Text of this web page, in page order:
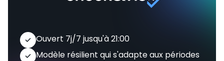
Ouvert 7j/7 jusqu'à 21:00
Modèle résilient qui s'adapte aux périodes